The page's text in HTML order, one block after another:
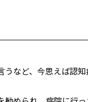
など、今思えば認